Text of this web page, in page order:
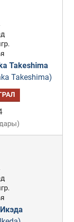
Takeshima
Takeshima)
)